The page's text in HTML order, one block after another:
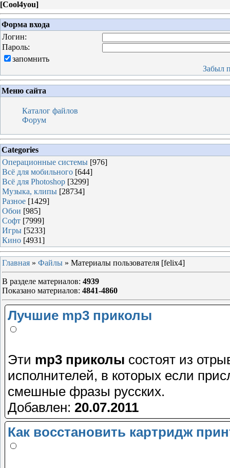
[Cool4you]
Форма входа
Логин:
Пароль:
запомнить
Забыл
Меню сайта
Каталог файлов
Форум
Categories
Операционные системы [976]
Всё для мобильного [644]
Всё для Photoshop [3299]
Музыка, клипы [28734]
Разное [1429]
Обои [985]
Софт [7999]
Игры [5233]
Кино [4931]
Главная » Файлы » Материалы пользователя [felix4]
В разделе материалов: 4939
Показано материалов: 4841-4860
Лучшие mp3 приколы
Эти mp3 приколы состоят из
исполнителей, в которых если
смешные фразы русских.
Добавлен: 20.07.2011
Как восстановить картридж